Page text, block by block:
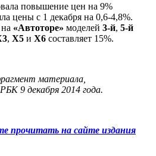
повышение цен на 9%
цены с 1 декабря на 0,6-4,8%.
«Автоторе» моделей 3‑й, 5‑й
, Х5 и Х6 составляет 15%.
материала,
9 декабря 2014 года.
прочитать на сайте издания